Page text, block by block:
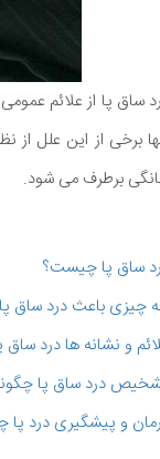
ساق پا از علائم
برخی از این علل
برطرف می شود.
ساق پا چیست؟
چیزی باعث درد ساق
و نشانه ها درد
درد ساق پا
و پیشگیری درد